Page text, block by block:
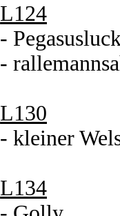
L124
-
-
L130
- kleiner
L134